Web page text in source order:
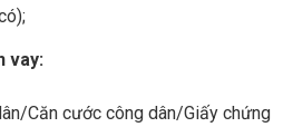
có);
vay:
Căn cước công dân/Giấy chứng